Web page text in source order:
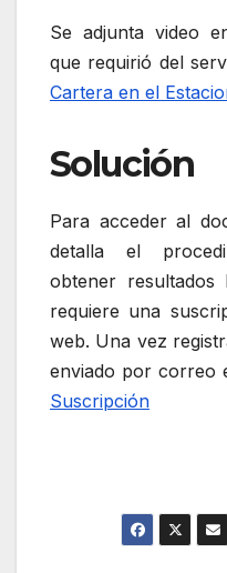
Se adjunta video
que requirió del
Cartera en el
Solución
Para acceder al
detalla el
obtener resultados
requiere una
web. Una vez
enviado por correo
Suscripción